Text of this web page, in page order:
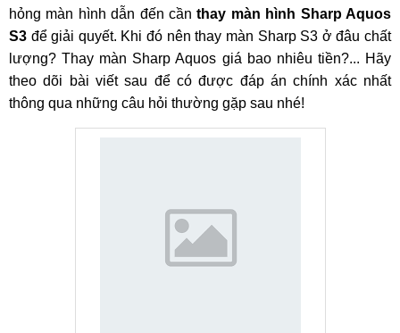
hỏng màn hình dẫn đến cầnthay màn hình Sharp Aquos
S3 để giải quyết. Khi đó nên thay màn Sharp S3 ở đâu chất
lượng? Thay màn Sharp Aquos giá bao nhiêu tiền?... Hãy
theo dõi bài viết sau để có được đáp án chính xác nhất
thông qua những câu hỏi thường gặp sau nhé!